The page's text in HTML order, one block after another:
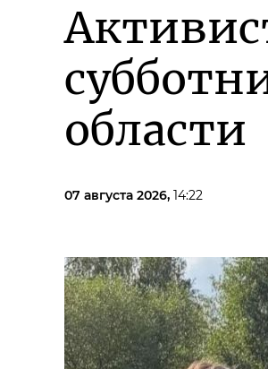
области
07 августа 2026, 14:22